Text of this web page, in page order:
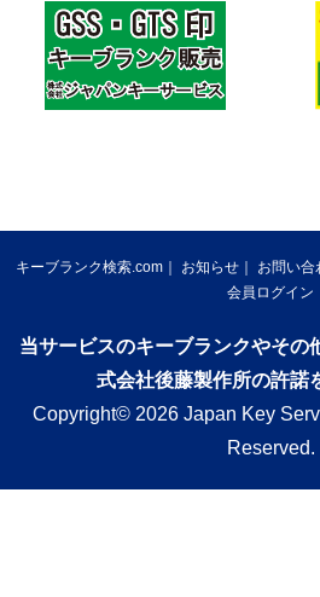
キーブランク検索.com お知らせ お問い合
会員ログイン
当サービスのキーブランクやその
式会社後藤製作所の許諾
Copyright© 2026 Japan Key
Reserved.